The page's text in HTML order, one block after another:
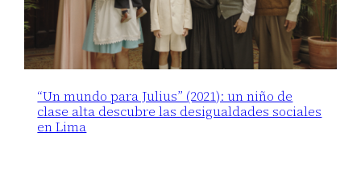
“Un mundo para Julius” (2021): un niño de
clase alta descubre las desigualdades sociales
en Lima